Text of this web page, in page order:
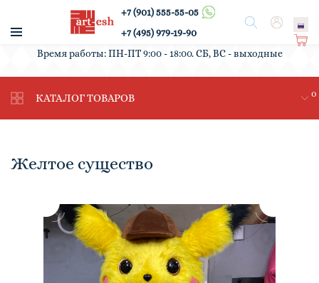
Поиск
+7 (901) 555-55-05
+7 (495) 979-19-90
Ко
ин
а
0
Вход
/
Время работы: ПН-ПТ 9:00 - 18:00. СБ, ВС - выходные
КАТАЛОГ ТОВАРОВ
Желтое существо